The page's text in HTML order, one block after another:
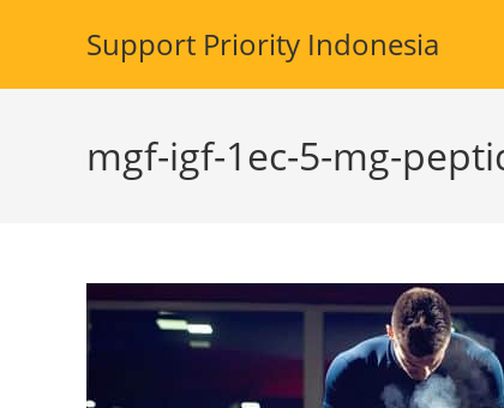
Support Priority Indonesia
mgf-igf-1ec-5-mg-